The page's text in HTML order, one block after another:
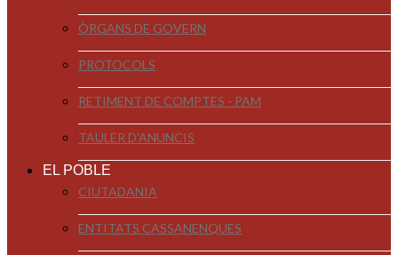
ÒRGANS DE GOVERN
PROTOCOLS
RETIMENT DE COMPTES - PAM
TAULER D'ANUNCIS
EL POBLE
CIUTADANIA
ENTITATS CASSANENQUES